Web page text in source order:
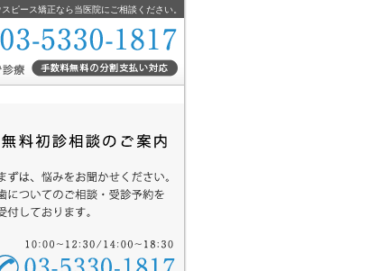
ピース矯正なら当医院にご相談ください。